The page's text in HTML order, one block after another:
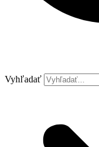
Vyhľadať